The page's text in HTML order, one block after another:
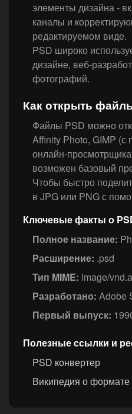
элементы дизайна -
каналы и
редактируемом виде.
PSD широко
дизайне, веб-
фотографий.
Как открыть
Файлы PSD можно
Affinity Photo, GIMP (с
онлайн-
возможен базовый
Чтобы быстро
в JPG или PNG с
Ключевые факты о
Полное название:
Расширение: .psd
Тип MIME: image/
Разработано: Adobe
Первый выпуск:
Полезные ссылки и
PSD конвертер
Википедия о формате